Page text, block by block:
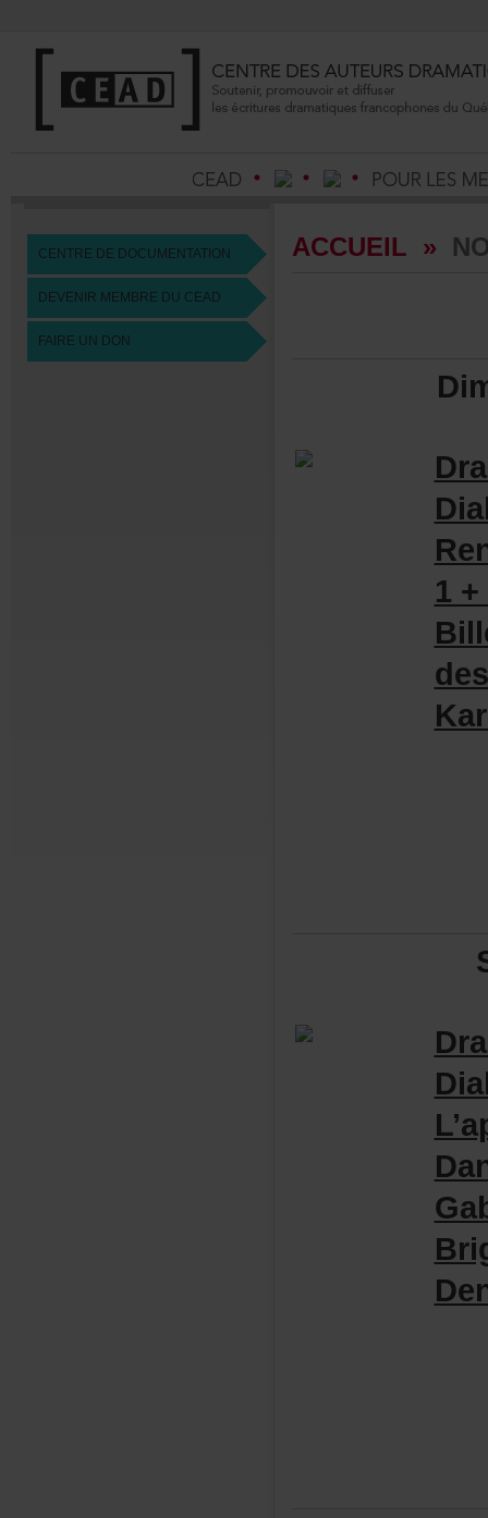
CENTREDEDOCUMENTATION
DEVENIRMEMBREDUCEAD
FAIREUNDON
ACCUEIL »